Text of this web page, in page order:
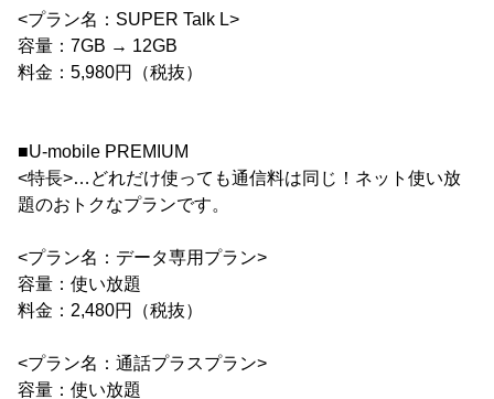
<プラン名：SUPER Talk L>
容量：7GB → 12GB
料金：5,980円（税抜）
■U-mobile PREMIUM
<特長>…どれだけ使っても通信料は同じ！ネット使い放
題のおトクなプランです。
<プラン名：データ専用プラン>
容量：使い放題
料金：2,480円（税抜）
<プラン名：通話プラスプラン>
容量：使い放題